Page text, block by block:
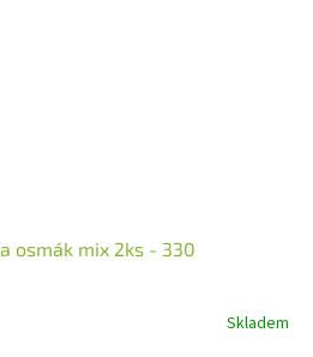
osmák mix 2ks - 330
Skladem